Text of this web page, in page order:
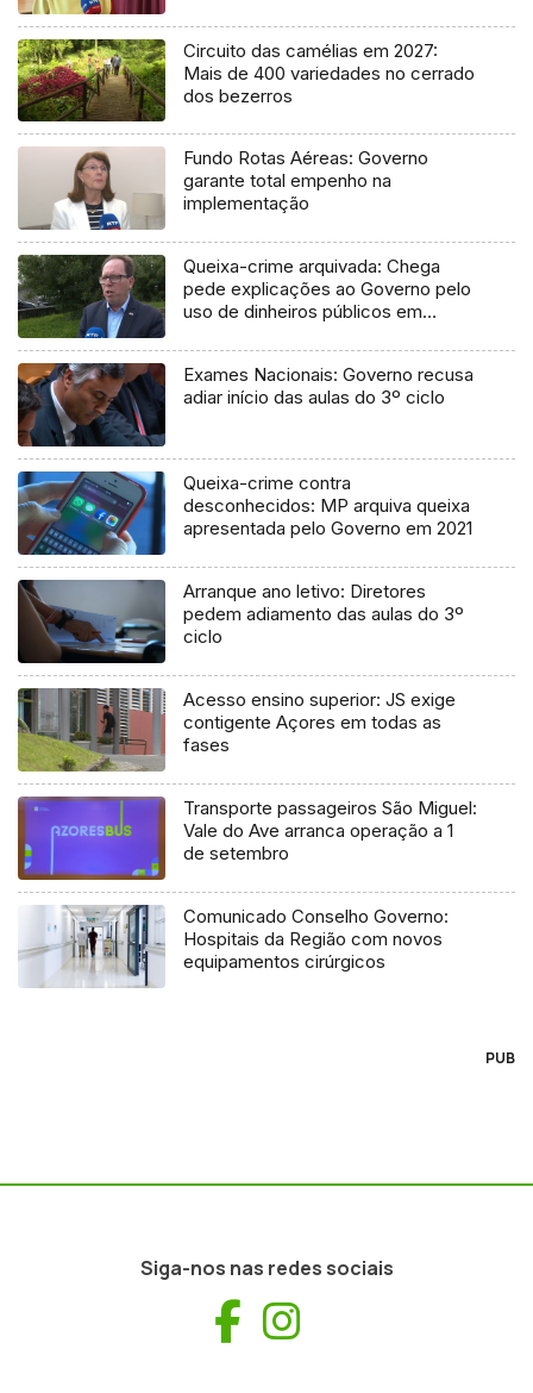
Circuito das camélias em 2027:
Mais de 400 variedades no cerrado
dos bezerros
Fundo Rotas Aéreas: Governo
garante total empenho na
implementação
Queixa-crime arquivada: Chega
pede explicações ao Governo pelo
uso de dinheiros públicos em
Exames Nacionais: Governo recusa
adiar início das aulas do 3º ciclo
Queixa-crime contra
desconhecidos: MP arquiva queixa
apresentada pelo Governo em 2021
Arranque ano letivo: Diretores
pedem adiamento das aulas do 3º
ciclo
Acesso ensino superior: JS exige
contigente Açores em todas as
fases
Transporte passageiros São Miguel:
Vale do Ave arranca operação a 1
de setembro
Comunicado Conselho Governo:
Hospitais da Região com novos
equipamentos cirúrgicos
PUB
Siga-nos nas redes sociais
Facebook